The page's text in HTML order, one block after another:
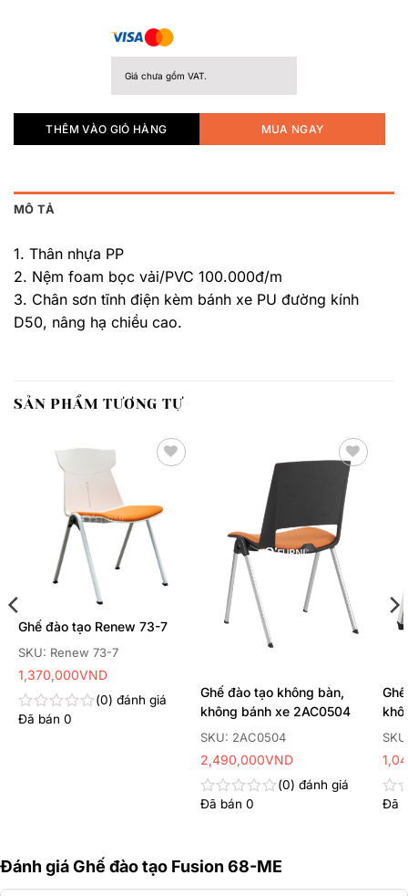
Giá chưa gồm VAT.
THÊM VÀO GIỎ HÀNG MUA NGAY
MÔ TẢ
1. Thân nhựa PP
2. Nệm foam bọc vải/PVC 100.000đ/m
3. Chân sơn tĩnh điện kèm bánh xe PU đường kính
D50, nâng hạ chiều cao.
SẢN PHẨM TƯƠNG TỰ
thích
SKU: Renew 73-7
Ghế đào tạo Renew 73-7
Được
0
đánh giá
Đã bán 0
1,370,000VND
Thêm
yêu
thích
SKU: 2AC0504
Ghế đào tạo không bàn,
không bánh xe 2AC0504
Được
5
0
đánh giá
Đã bán 0
2,490,000VND
Đã
Đánh giá Ghế đào tạo Fusion 68-ME